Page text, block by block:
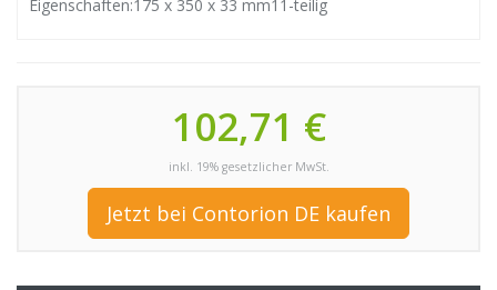
Eigenschaften:175 x 350 x 33 mm11-teilig
102,71 €
inkl. 19% gesetzlicher MwSt.
Jetzt bei Contorion DE kaufen